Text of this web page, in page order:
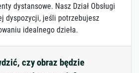
dystansowe. Nasz Dział Obsługi
dyspozycji, jeśli potrzebujesz
idealnego dzieła.
czy obraz będzie